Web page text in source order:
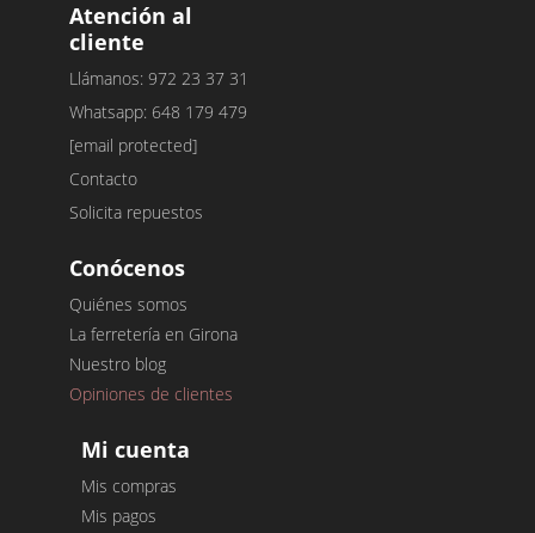
Atención al
cliente
Llámanos: 972 23 37 31
Whatsapp: 648 179 479
[email protected]
Contacto
Solicita repuestos
Conócenos
Quiénes somos
La ferretería en Girona
Nuestro blog
Opiniones de clientes
Mi cuenta
Mis compras
Mis pagos